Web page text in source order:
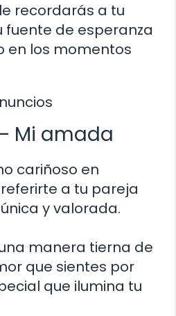
recordarás a tu
fuente de esperanza
en los momentos
Mi amada
cariñoso en
a tu pareja
y valorada.
una manera tierna de
que sientes por
que ilumina tu